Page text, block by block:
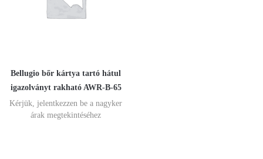
Bellugio bőr kártya tartó hátul
igazolványt rakható AWR-B-65
Kérjük, jelentkezzen be a nagyker
árak megtekintéséhez